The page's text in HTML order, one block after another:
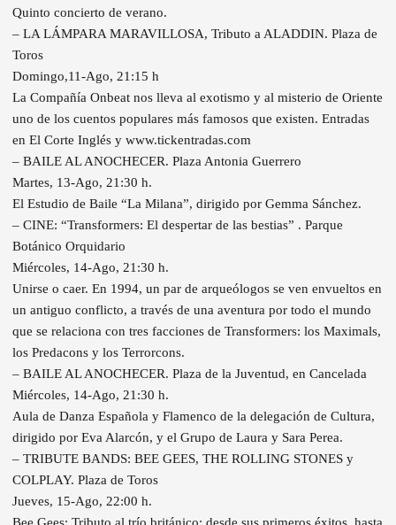
Quinto concierto de verano.
– LA LÁMPARA MARAVILLOSA, Tributo a ALADDIN. Plaza de
Toros
Domingo,11-Ago, 21:15 h
La Compañía Onbeat nos lleva al exotismo y al misterio de Oriente
uno de los cuentos populares más famosos que existen. Entradas
en El Corte Inglés y www.tickentradas.com
– BAILE AL ANOCHECER. Plaza Antonia Guerrero
Martes, 13-Ago, 21:30 h.
El Estudio de Baile “La Milana”, dirigido por Gemma Sánchez.
– CINE: “Transformers: El despertar de las bestias” . Parque
Botánico Orquidario
Miércoles, 14-Ago, 21:30 h.
Unirse o caer. En 1994, un par de arqueólogos se ven envueltos en
un antiguo conflicto, a través de una aventura por todo el mundo
que se relaciona con tres facciones de Transformers: los Maximals,
los Predacons y los Terrorcons.
– BAILE AL ANOCHECER. Plaza de la Juventud, en Cancelada
Miércoles, 14-Ago, 21:30 h.
Aula de Danza Española y Flamenco de la delegación de Cultura,
dirigido por Eva Alarcón, y el Grupo de Laura y Sara Perea.
– TRIBUTE BANDS: BEE GEES, THE ROLLING STONES y
COLPLAY. Plaza de Toros
Jueves, 15-Ago, 22:00 h.